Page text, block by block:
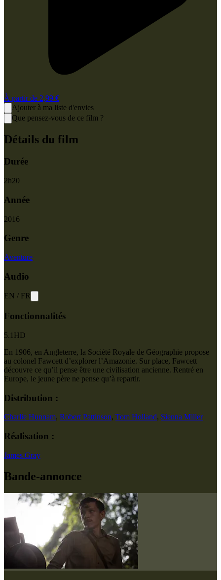
À partir de 2,99 €
Ajouter à ma liste d'envies
Que pensez-vous de ce film ?
Détails du film
Durée
2h20
Année
2016
Genre
Aventure
Audio
EN / FR
Fonctionnalités
5.1 HD
En 1906, en Angleterre, la Société Royale de Géographie propose
au colonel Fawcett d’explorer l’Amazonie. Sur place, Fawcett
découvre ce qu’il pense être une civilisation ancienne. Rentré en
Europe, le jeune père ne pense qu’à repartir.
Distribution :
Charlie Hunnam, Robert Pattinson, Tom Holland, Sienna Miller
Réalisation :
James Gray
Bande-annonce